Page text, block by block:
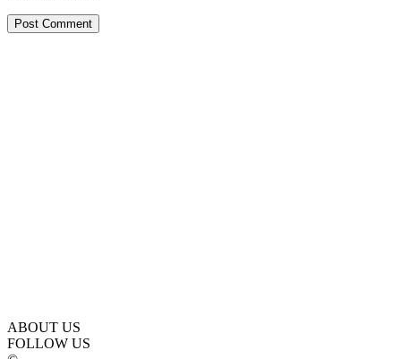
ABOUT US
FOLLOW US